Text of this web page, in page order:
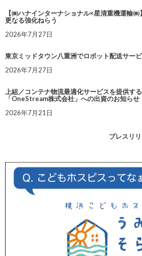
【㈱ハナインターナショナル×星清重機運輸
更なる強化ねらう
2026年7月27日
東京ミッドタウン八重洲でロボット配送サー
2026年7月27日
上組／コンテナ物流最適化サービスを提供す
「OneStream株式会社」への出資のお知らせ
2026年7月21日
プレスリ